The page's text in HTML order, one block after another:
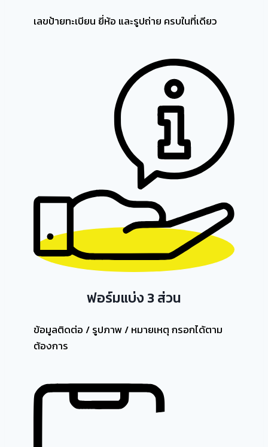
เลขป้ายทะเบียน ยี่ห้อ และรูปถ่าย ครบในที่เดียว
ฟอร์มแบ่ง 3 ส่วน
ข้อมูลติดต่อ / รูปภาพ / หมายเหตุ กรอกได้ตาม
ต้องการ